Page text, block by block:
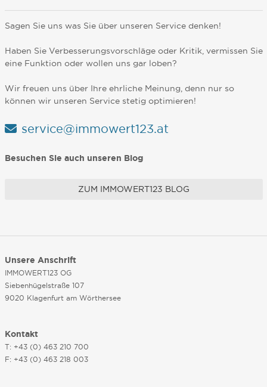
Sagen Sie uns was Sie über unseren Service denken!
Haben Sie Verbesserungsvorschläge oder Kritik, vermissen Sie
eine Funktion oder wollen uns gar loben?
Wir freuen uns über Ihre ehrliche Meinung, denn nur so
können wir unseren Service stetig optimieren!
service@immowert123.at
Besuchen Sie auch unseren Blog
ZUM IMMOWERT123 BLOG
Unsere Anschrift
IMMOWERT123 OG
Siebenhügelstraße 107
9020 Klagenfurt am Wörthersee
Kontakt
T: +43 (0) 463 210 700
F: +43 (0) 463 218 003